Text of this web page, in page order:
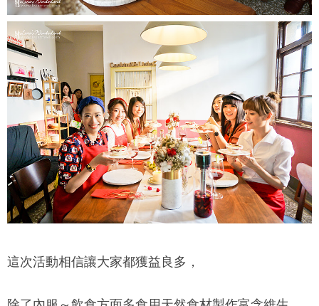
這次活動相信讓大家都獲益良多，